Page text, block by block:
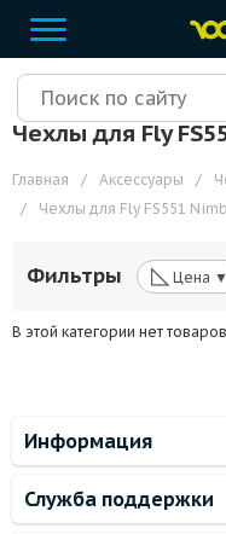
Чехлы для Fly
Главная / Аксессуары /
/
Чехлы для Fly FS551
Фильтры ◺ Цена ▼
В этой категории нет
Информация
Служба поддержки